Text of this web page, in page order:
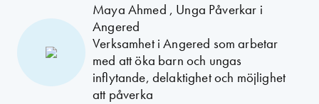
Maya Ahmed , Unga Påverkar i
Angered
Verksamhet i Angered som arbetar
med att öka barn och ungas
inflytande, delaktighet och möjlighet
att påverka